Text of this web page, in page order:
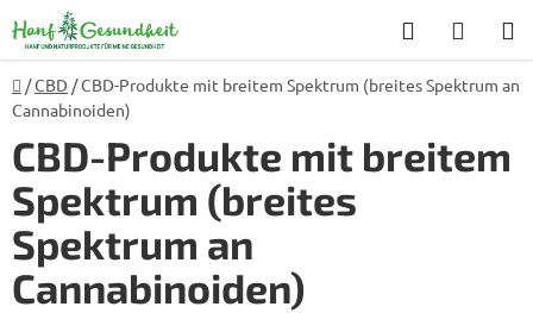
Inhalt
springen
Suchen
Startseite
/CBD /CBD-Produkte mit breitem Spektrum (breites Spektrum an
Cannabinoiden)
CBD-Produkte mit breitem
Spektrum (breites
Spektrum an
Cannabinoiden)